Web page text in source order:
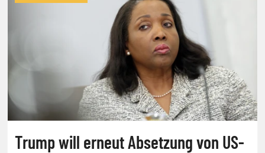
Trump will erneut Absetzung von US-